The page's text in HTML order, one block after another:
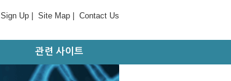
Sign Up Site Map Contact Us
관련 사이트
대학 및 병원
학회/협회
기관/연구소
국외 사이트